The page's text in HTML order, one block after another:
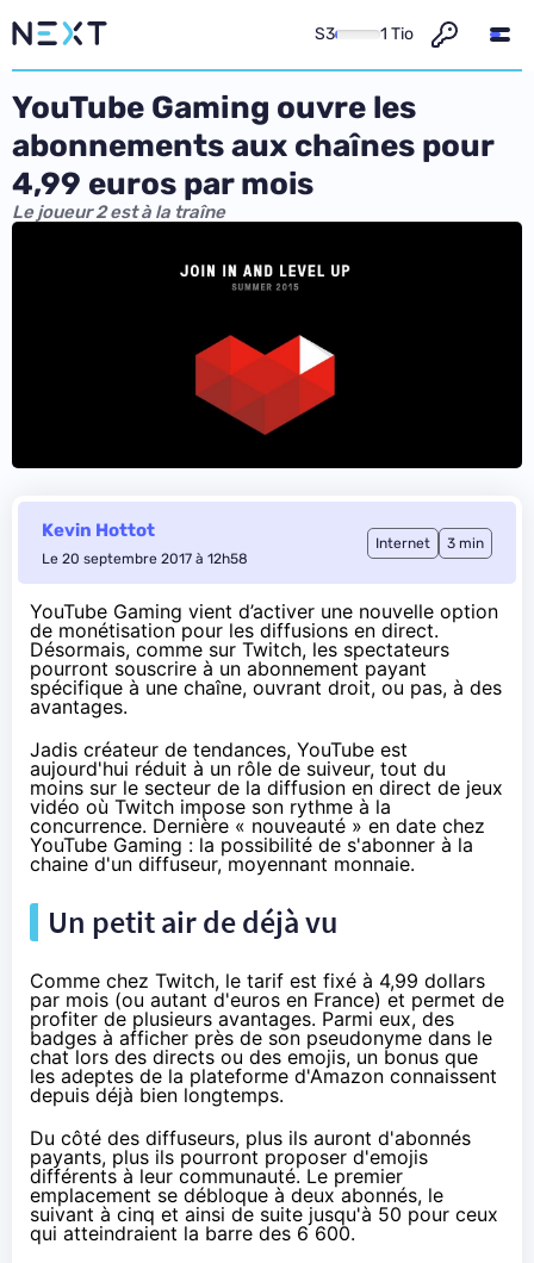
S3 1 Tio
YouTube Gaming ouvre les
abonnements aux chaînes pour
4,99 euros par mois
Le joueur 2 est à la traîne
Kevin Hottot
Le 20 septembre 2017 à 12h58
Internet 3 min
YouTube Gaming vient d’activer une nouvelle option
de monétisation pour les diffusions en direct.
Désormais, comme sur Twitch, les spectateurs
pourront souscrire à un abonnement payant
spécifique à une chaîne, ouvrant droit, ou pas, à des
avantages.
Jadis créateur de tendances, YouTube est
aujourd'hui réduit à un rôle de suiveur, tout du
moins sur le secteur de la diffusion en direct de jeux
vidéo où Twitch impose son rythme à la
concurrence. Dernière « nouveauté » en date chez
YouTube Gaming : la possibilité de s'abonner à la
chaine d'un diffuseur, moyennant monnaie.
Un petit air de déjà vu
Comme chez Twitch, le tarif est fixé à 4,99 dollars
par mois (ou autant d'euros en France) et permet de
profiter de plusieurs avantages. Parmi eux, des
badges à afficher près de son pseudonyme dans le
chat lors des directs ou des emojis, un bonus que
les adeptes de la plateforme d'Amazon connaissent
depuis déjà bien longtemps.
Du côté des diffuseurs, plus ils auront d'abonnés
payants, plus ils pourront proposer d'emojis
différents à leur communauté. Le premier
emplacement se débloque à deux abonnés, le
suivant à cinq et ainsi de suite jusqu'à 50 pour ceux
qui atteindraient la barre des 6 600.